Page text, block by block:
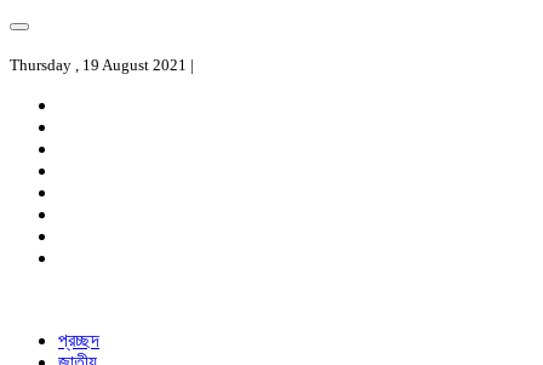
Thursday , 19 August 2021 |
প্রচ্ছদ